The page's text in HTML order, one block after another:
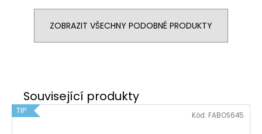
ZOBRAZIT VŠECHNY PODOBNÉ PRODUKTY
TIP Kód: FABOS645